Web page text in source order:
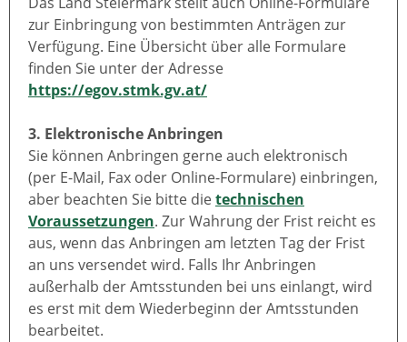
zur Einbringung von bestimmten Anträgen zur
Verfügung. Eine Übersicht über alle Formulare
finden Sie unter der Adresse
https://egov.stmk.gv.at/
3. Elektronische Anbringen
Sie können Anbringen gerne auch elektronisch
(per E-Mail, Fax oder Online-Formulare) einbringen,
aber beachten Sie bitte dietechnischen
Voraussetzungen. Zur Wahrung der Frist reicht es
aus, wenn das Anbringen am letzten Tag der Frist
an uns versendet wird. Falls Ihr Anbringen
außerhalb der Amtsstunden bei uns einlangt, wird
es erst mit dem Wiederbeginn der Amtsstunden
bearbeitet.